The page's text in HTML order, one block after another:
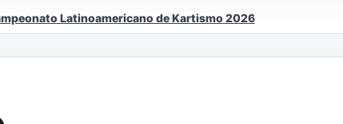
de Kartismo 2026